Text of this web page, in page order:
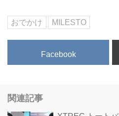
おでかけ MILESTO
Facebook
関連記事